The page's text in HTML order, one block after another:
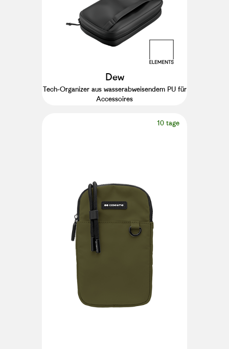
Dew
Tech-Organizer aus wasserabweisendem PU für
Accessoires
10 tage